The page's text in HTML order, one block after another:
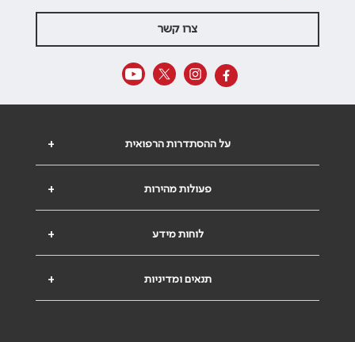
צרו קשר
+ על ההסתדרות הרפואית
+ פעולות מהירות
+ לוחות מידע
+ תנאים ומדיניות